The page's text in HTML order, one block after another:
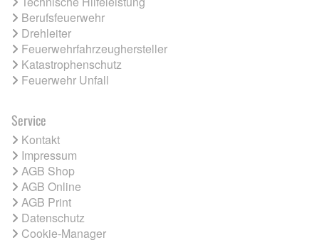
Berufsfeuerwehr
Drehleiter
Feuerwehrfahrzeughersteller
Katastrophenschutz
Feuerwehr Unfall
Service
Kontakt
Impressum
AGB Shop
AGB Online
AGB Print
Datenschutz
Cookie-Manager